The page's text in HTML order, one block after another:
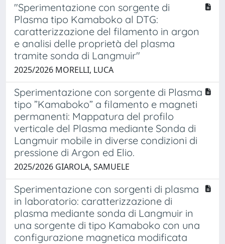
"Sperimentazione con sorgente di
Plasma tipo Kamaboko al DTG:
caratterizzazione del filamento in argon
e analisi delle proprietà del plasma
tramite sonda di Langmuir"
2025/2026 MORELLI, LUCA
Sperimentazione con sorgente di Plasma
tipo ”Kamaboko” a filamento e magneti
permanenti: Mappatura del profilo
verticale del Plasma mediante Sonda di
Langmuir mobile in diverse condizioni di
pressione di Argon ed Elio.
2025/2026 GIAROLA, SAMUELE
Sperimentazione con sorgenti di plasma
in laboratorio: caratterizzazione di
plasma mediante sonda di Langmuir in
una sorgente di tipo Kamaboko con una
configurazione magnetica modificata